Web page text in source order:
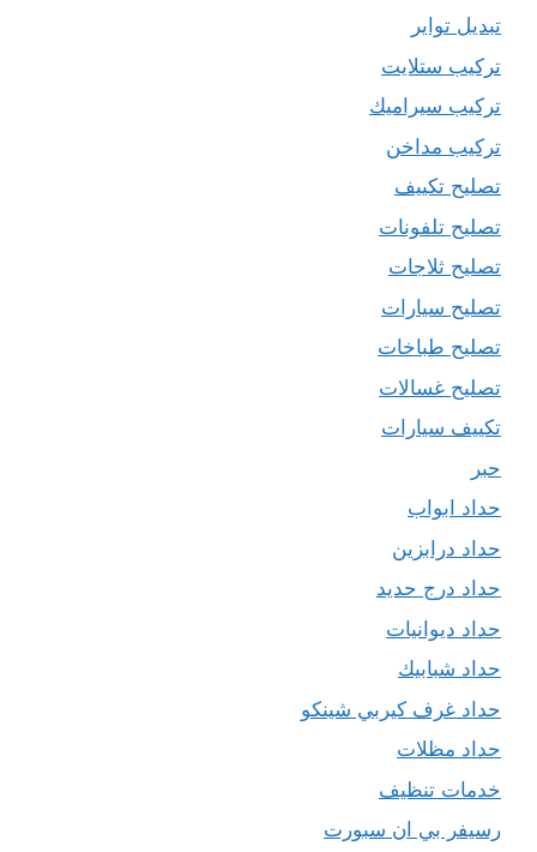
تبديل تواير
تركيب ستلايت
تركيب سيراميك
تركيب مداخن
تصليح تكييف
تصليح تلفونات
تصليح ثلاجات
تصليح سيارات
تصليح طباخات
تصليح غسالات
تكييف سيارات
حبر
حداد ابواب
حداد درابزين
حداد درج حديد
حداد ديوانيات
حداد شبابيك
حداد غرف كيربي شينكو
حداد مظلات
خدمات تنظيف
رسيفر بي ان سبورت